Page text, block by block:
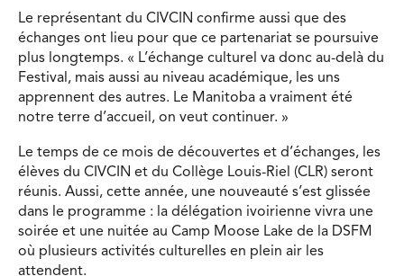
Le représentant du CIVCIN confirme aussi que des
échanges ont lieu pour que ce partenariat se poursuive
plus longtemps. « L’échange culturel va donc au-delà du
Festival, mais aussi au niveau académique, les uns
apprennent des autres. Le Manitoba a vraiment été
notre terre d’accueil, on veut continuer. »
Le temps de ce mois de découvertes et d’échanges, les
élèves du CIVCIN et du Collège Louis-Riel (CLR) seront
réunis. Aussi, cette année, une nouveauté s’est glissée
dans le programme : la délégation ivoirienne vivra une
soirée et une nuitée au Camp Moose Lake de la DSFM
où plusieurs activités culturelles en plein air les
attendent.